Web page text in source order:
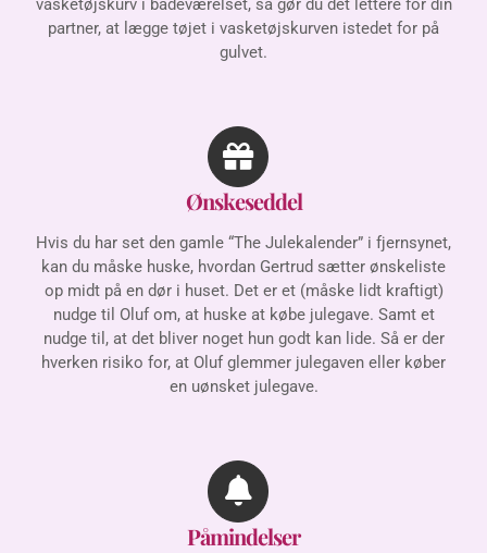
vasketøjskurv i badeværelset, så gør du det lettere for din
partner, at lægge tøjet i vasketøjskurven istedet for på
gulvet.
Ønskeseddel
Hvis du har set den gamle “The Julekalender” i fjernsynet,
kan du måske huske, hvordan Gertrud sætter ønskeliste
op midt på en dør i huset. Det er et (måske lidt kraftigt)
nudge til Oluf om, at huske at købe julegave. Samt et
nudge til, at det bliver noget hun godt kan lide. Så er der
hverken risiko for, at Oluf glemmer julegaven eller køber
en uønsket julegave.
Påmindelser